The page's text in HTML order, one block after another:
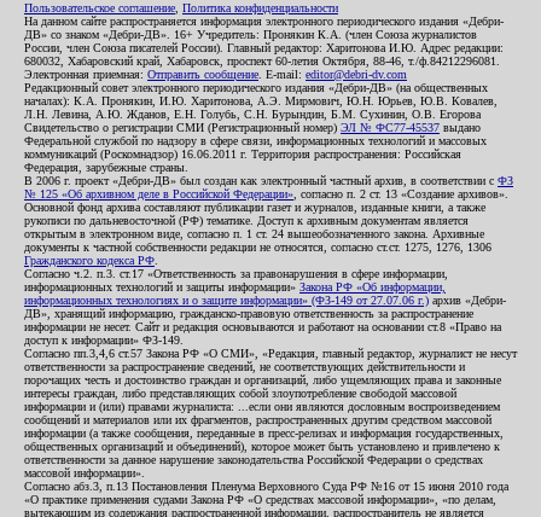
Пользовательское соглашение Политика конфиденциальности
На данном сайте распространяется информация электронного периодического издания «Дебри-
ДВ» со знаком «Дебри-ДВ». 16+ Учредитель: Пронякин К.А. (член Союза журналистов
России, член Союза писателей России). Главный редактор: Харитонова И.Ю. Адрес редакции:
680032, Хабаровский край, Хабаровск, проспект 60-летия Октября, 88-46, т./ф.84212296081.
Электронная приемная: Отправить сообщение . E-mail: editor@debri-dv.com
Редакционный совет электронного периодического издания «Дебри-ДВ» (на общественных
началах): К.А. Пронякин, И.Ю. Харитонова, А.Э. Мирмович, Ю.Н. Юрьев, Ю.В. Ковалев,
Л.Н. Левина, А.Ю. Жданов, Е.Н. Голубь, С.Н. Бурындин, Б.М. Сухинин, О.В. Егорова
Свидетельство о регистрации СМИ (Регистрационный номер) ЭЛ № ФС77-45537 выдано
Федеральной службой по надзору в сфере связи, информационных технологий и массовых
коммуникаций (Роскомнадзор) 16.06.2011 г. Территория распространения: Российская
Федерация, зарубежные страны.
В 2006 г. проект «Дебри-ДВ» был создан как электронный частный архив, в соответствии с ФЗ
№ 125 «Об архивном деле в Российской Федерации» , согласно п. 2 ст. 13 «Создание архивов».
Основной фонд архива составляют публикации газет и журналов, изданные книги, а также
рукописи по дальневосточной (РФ) тематике. Доступ к архивным документам является
открытым в электронном виде, согласно п. 1 ст. 24 вышеобозначенного закона. Архивные
документы к частной собственности редакции не относятся, согласно ст.ст. 1275, 1276, 1306
Гражданского кодекса РФ
Согласно ч.2. п.3. ст.17 «Ответственность за правонарушения в сфере информации,
информационных технологий и защиты информации» Закона РФ «Об информации,
информационных технологиях и о защите информации» (ФЗ-149 от 27.07.06 г.) архив «Дебри-
ДВ», хранящий информацию, гражданско-правовую ответственность за распространение
информации не несет. Сайт и редакция основываются и работают на основании ст.8 «Право на
доступ к информации» ФЗ-149.
Согласно пп.3,4,6 ст.57 Закона РФ «О СМИ», «Редакция, главный редактор, журналист не несут
ответственности за распространение сведений, не соответствующих действительности и
порочащих честь и достоинство граждан и организаций, либо ущемляющих права и законные
интересы граждан, либо представляющих собой злоупотребление свободой массовой
информации и (или) правами журналиста: ...если они являются дословным воспроизведением
сообщений и материалов или их фрагментов, распространенных другим средством массовой
информации (а также сообщения, переданные в пресс-релизах и информация государственных,
общественных организаций и объединений), которое может быть установлено и привлечено к
ответственности за данное нарушение законодательства Российской Федерации о средствах
массовой информации».
Согласно абз.3, п.13 Постановления Пленума Верховного Суда РФ №16 от 15 июня 2010 года
«О практике применения судами Закона РФ «О средствах массовой информации», «по делам,
вытекающим из содержания распространенной информации, распространитель не является